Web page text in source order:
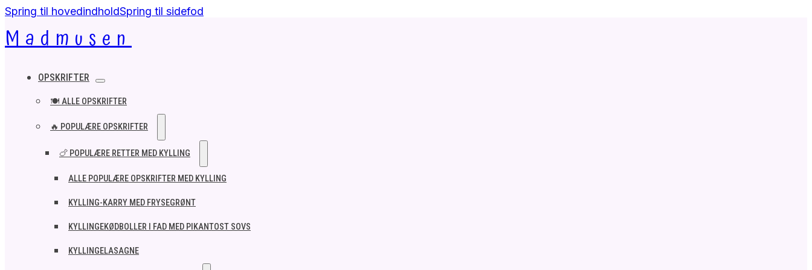
Spring til hovedindholdSpring til sidefod
Madmusen
OPSKRIFTER
🍽️ ALLE OPSKRIFTER
🔥 POPULÆRE OPSKRIFTER
🍗 POPULÆRE RETTER MED KYLLING
ALLE POPULÆRE OPSKRIFTER MED KYLLING
KYLLING-KARRY MED FRYSEGRØNT
KYLLINGEKØDBOLLER I FAD MED PIKANTOST SOVS
KYLLINGELASAGNE